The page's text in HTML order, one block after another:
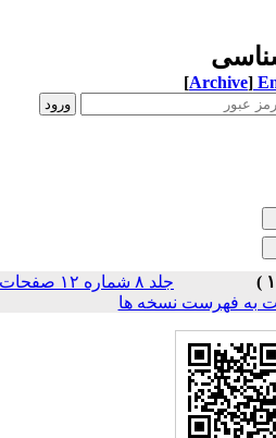
[Archive]
جلد ۸ شماره ۱۲ صفحات
به فهرست نسخه ها